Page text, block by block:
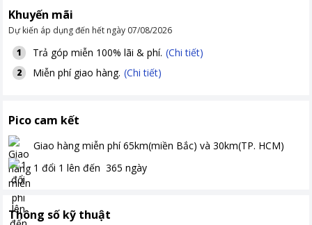
Khuyến mãi
Dự kiến áp dụng đến hết ngày 07/08/2026
1
Trả góp miễn 100% lãi & phí. (Chi tiết)
2 Miễn phí giao hàng. (Chi tiết)
Pico cam kết
Giao hàng miễn phí 65km(miền Bắc) và 30km(TP. HCM)
1 đổi 1 lên đến 365 ngày
Thông số kỹ thuật